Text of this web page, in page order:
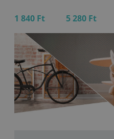
1 840 Ft 5 280 Ft